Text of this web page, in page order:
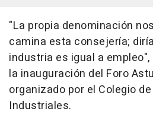
"La propia denominación
camina esta consejería;
industria es igual a
la inauguración del Foro
organizado por el Colegio
Industriales.